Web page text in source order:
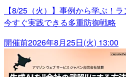
【8/25（火）】事例から学ぶ！
今すぐ実践できる多重防御戦略
開催前2026年8月25日(火) 13:00